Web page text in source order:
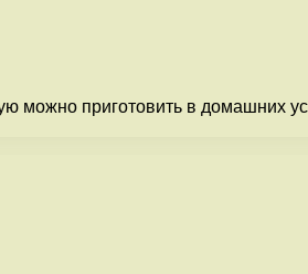
приготовить в домашних